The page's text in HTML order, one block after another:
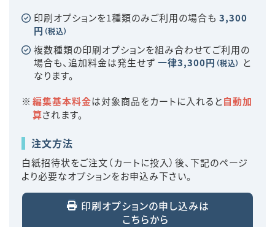
印刷オプションを1種類のみご利用の場合も 3,300
円 （税込）
複数種類の印刷オプションを組み合わせてご利用の
場合も、追加料金は発生せず 一律3,300円 （税込） と
なります。
編集基本料金は対象商品をカートに入れると自動加
算されます。
注文方法
白紙招待状をご注文（カートに投入）後、下記のページ
より必要なオプションをお申込み下さい。
印刷オプションの申し込みは
こちらから